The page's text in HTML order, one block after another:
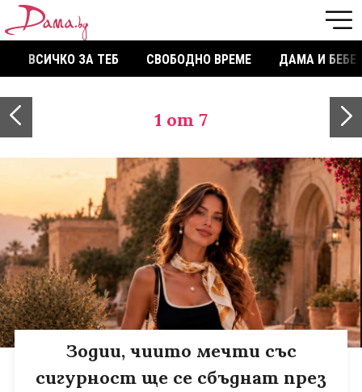
ВСИЧКО ЗА ТЕБ СВОБОДНО ВРЕМЕ ДАМА И БЕБЕ
1 от 7
Зодии, чиито мечти със
сигурност ще се сбъднат през